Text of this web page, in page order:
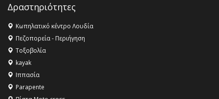
16:27 - Όλυμπος: Εντάχθηκε στον Κατάλογο Παγκόσμιας
Κληρονομιάς της UNESCO – Ομόφωνη η απόφαση Ο
Όλυμπος αναγνωρίστηκε ως φυσικό και πολιτιστικό
αγαθό εξέχουσας οικουμενικής αξίας για την
ανθρωπότητα
16:18 -
ΣΤΗΝ ΕΔΕΣΣΑ
Δραστηριότητες
Κωπηλατικό κέντρο Λουδία
Πεζοπορεία - Περιήγηση
Τοξοβολία
kayak
Ιππασία
Parapente